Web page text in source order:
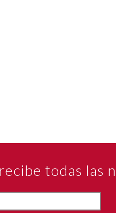
todas las